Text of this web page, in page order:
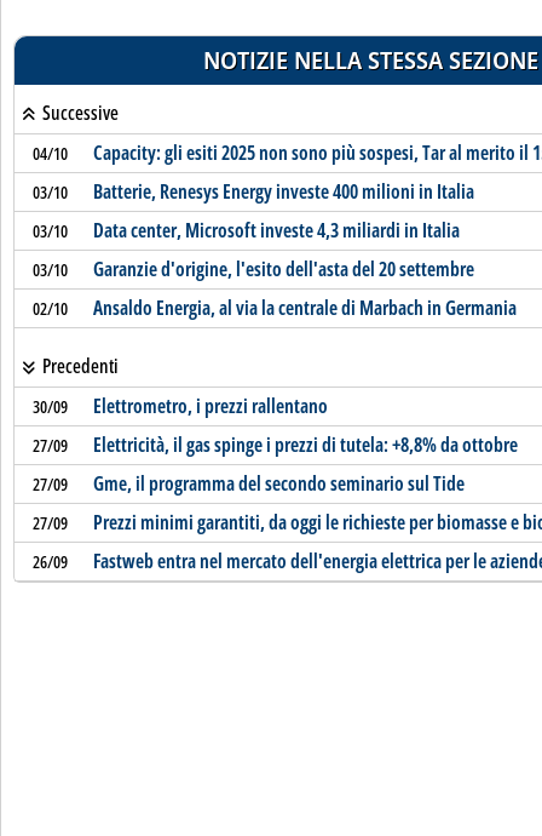
NOTIZIE NELLA STESSA SEZIONE
Successive
04/10 Capacity: gli esiti 2025 non sono più sospesi, Tar al merito il
03/10 Batterie, Renesys Energy investe 400 milioni in Italia
03/10 Data center, Microsoft investe 4,3 miliardi in Italia
03/10 Garanzie d'origine, l'esito dell'asta del 20 settembre
02/10 Ansaldo Energia, al via la centrale di Marbach in Germania
Precedenti
30/09 Elettrometro, i prezzi rallentano
27/09 Elettricità, il gas spinge i prezzi di tutela: +8,8% da ottobre
27/09 Gme, il programma del secondo seminario sul Tide
27/09 Prezzi minimi garantiti, da oggi le richieste per biomasse e
26/09 Fastweb entra nel mercato dell'energia elettrica per le